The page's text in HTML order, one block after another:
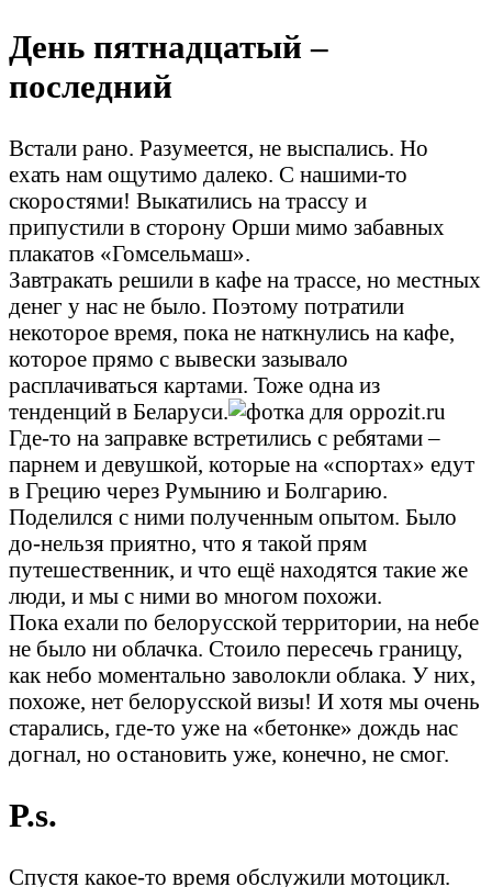
День пятнадцатый –
последний
Встали рано. Разумеется, не выспались. Но
ехать нам ощутимо далеко. С нашими-то
скоростями! Выкатились на трассу и
припустили в сторону Орши мимо забавных
плакатов «Гомсельмаш».
Завтракать решили в кафе на трассе, но местных
денег у нас не было. Поэтому потратили
некоторое время, пока не наткнулись на кафе,
которое прямо с вывески зазывало
расплачиваться картами. Тоже одна из
тенденций в Беларуси.
Где-то на заправке встретились с ребятами –
парнем и девушкой, которые на «спортах» едут
в Грецию через Румынию и Болгарию.
Поделился с ними полученным опытом. Было
до-нельзя приятно, что я такой прям
путешественник, и что ещё находятся такие же
люди, и мы с ними во многом похожи.
Пока ехали по белорусской территории, на небе
не было ни облачка. Стоило пересечь границу,
как небо моментально заволокли облака. У них,
похоже, нет белорусской визы! И хотя мы очень
старались, где-то уже на «бетонке» дождь нас
догнал, но остановить уже, конечно, не смог.
P.s.
Спустя какое-то время обслужили мотоцикл.